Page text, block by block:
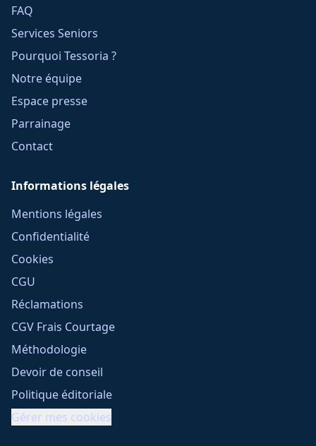
FAQ
Services Seniors
Pourquoi Tessoria ?
Notre équipe
Espace presse
Parrainage
Contact
Informations légales
Mentions légales
Confidentialité
Cookies
CGU
Réclamations
CGV Frais Courtage
Méthodologie
Devoir de conseil
Politique éditoriale
Gérer mes cookies